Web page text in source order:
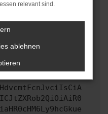
Schritte versucht hast,
versuchen, das
uns diesen Text
zu
relevant sind.
ablehnen